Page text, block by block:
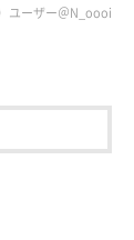
ユーザー＠N_oooi